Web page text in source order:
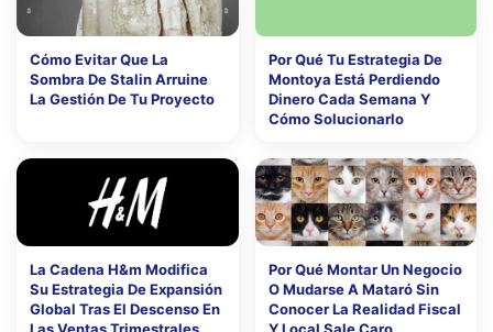
Cómo Evitar Que La
Sombra De Stalin Arruine
La Gestión De Tu Proyecto
Por Qué Tu Estrategia De
Montoya Está Perdiendo
Dinero Cada Semana Y
Cómo Solucionarlo
La Cadena H&m Modifica
Su Estrategia De Expansión
Global Tras El Descenso En
Por Qué Montar Un Negocio
O Mudarse A Mataró Sin
Conocer La Realidad Fiscal